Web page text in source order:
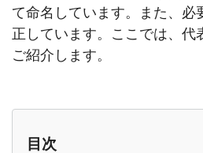
て命名しています。また、必
正しています。ここでは、代
ご紹介します。
目次